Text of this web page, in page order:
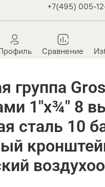
+7(495) 005-
Сравнение
группа
1"x¾" 8
сталь 10